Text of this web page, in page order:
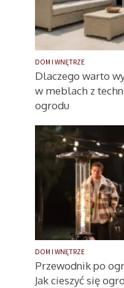
DOM I WNĘTRZE
Dlaczego warto
w meblach z
ogrodu
DOM I WNĘTRZE
Przewodnik po
Jak cieszyć się